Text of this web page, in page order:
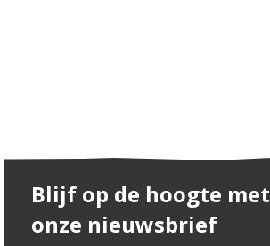
Blijf op de hoogte met
onze nieuwsbrief